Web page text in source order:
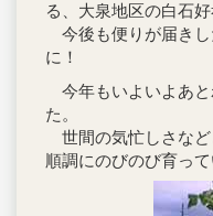
る、大泉地区の白石
今後も便りが届きし
に！
今年もいよいよあと
た。
世間の気忙しさなど
順調にのびのび育って